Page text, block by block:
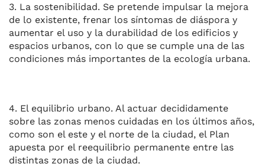
3. La sostenibilidad. Se pretende impulsar la mejora
de lo existente, frenar los síntomas de diáspora y
aumentar el uso y la durabilidad de los edificios y
espacios urbanos, con lo que se cumple una de las
condiciones más importantes de la ecología urbana.
4. El equilibrio urbano. Al actuar decididamente
sobre las zonas menos cuidadas en los últimos años,
como son el este y el norte de la ciudad, el Plan
apuesta por el reequilibrio permanente entre las
distintas zonas de la ciudad.